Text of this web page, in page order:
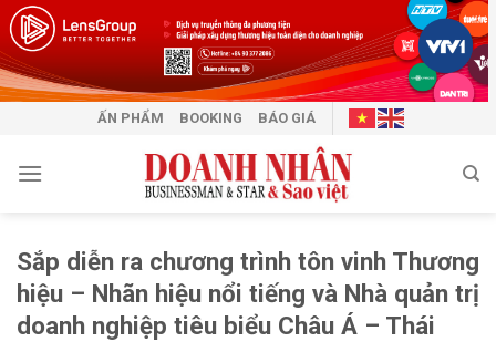
Skip
to
content
ẤN PHẨM BOOKING BÁO GIÁ
Sắp diễn ra chương trình tôn vinh Thương
hiệu – Nhãn hiệu nổi tiếng và Nhà quản trị
doanh nghiệp tiêu biểu Châu Á – Thái